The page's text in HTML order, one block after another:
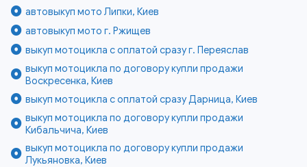
автовыкуп мото Липки, Киев
автовыкуп мото г. Ржищев
выкуп мотоцикла с оплатой сразу г. Переяслав
выкуп мотоцикла по договору купли продажи
Воскресенка, Киев
выкуп мотоцикла с оплатой сразу Дарница, Киев
выкуп мотоцикла по договору купли продажи
Кибальчича, Киев
выкуп мотоцикла по договору купли продажи
Лукьяновка, Киев